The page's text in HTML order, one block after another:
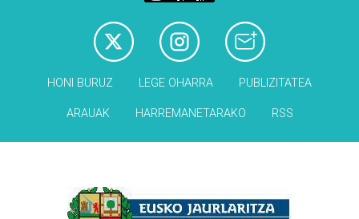
HONI BURUZ LEGE OHARRA PUBLIZITATEA
ARAUAK HARREMANETARAKO RSS